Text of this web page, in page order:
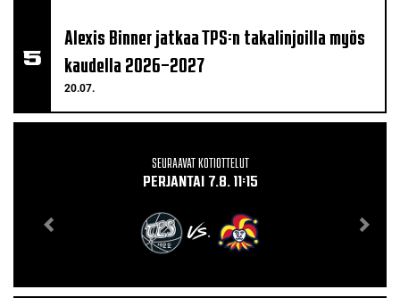
20.07.
Alexis Binner jatkaa TPS:n takalinjoilla myös
kaudella 2026–2027
SEURAAVAT KOTIOTTELUT
PERJANTAI 7.8. 11:15
VS.